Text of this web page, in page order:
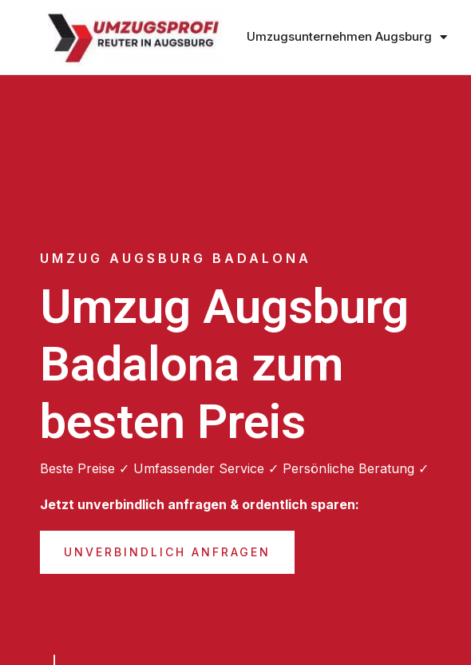
Umzugsunternehmen Augsburg
UMZUG AUGSBURG BADALONA
Umzug Augsburg
Badalona zum
besten Preis
Beste Preise ✓ Umfassender Service ✓ Persönliche Beratung ✓
Jetzt unverbindlich anfragen & ordentlich sparen:
UNVERBINDLICH ANFRAGEN